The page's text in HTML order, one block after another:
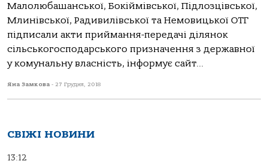
Малолюбашанської, Бокіймівської, Підлозцівської,
Млинівської, Радивилівської та Немовицької ОТГ
підписали акти приймання-передачі ділянок
сільськогосподарського призначення з державної
у комунальну власність, інформує сайт...
Яна Замкова - 27 Грудня, 2018
СВІЖІ НОВИНИ
13:12